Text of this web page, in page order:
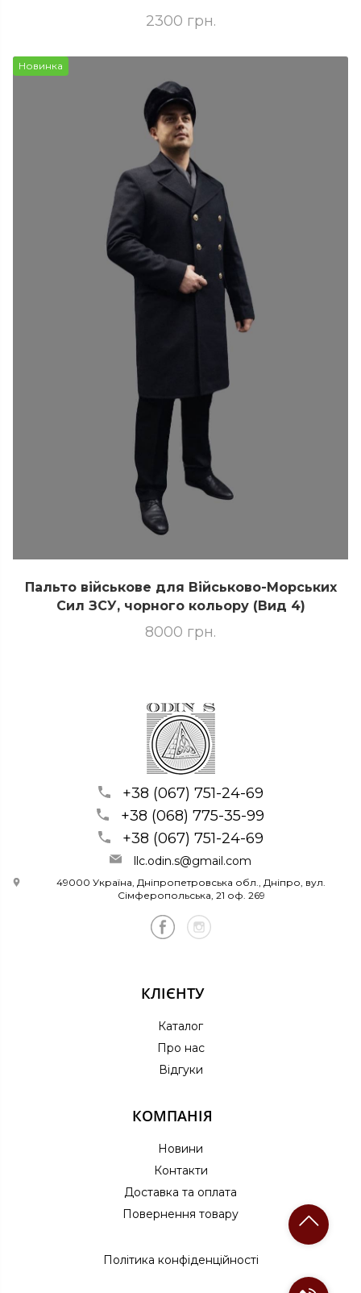
2300 грн.
Новинка
Пальто військове для Військово-Морських
Сил ЗСУ, чорного кольору (Вид 4)
8000 грн.
+38 (067) 751-24-69
+38 (068) 775-35-99
+38 (067) 751-24-69
llc.odin.s@gmail.com
49000 Україна, Дніпропетровська обл., Дніпро, вул.
Сімферопольська, 21 оф. 269
КЛІЄНТУ
Каталог
Про нас
Відгуки
КОМПАНІЯ
Новини
Контакти
Доставка та оплата
Повернення товару
Політика конфіденційності